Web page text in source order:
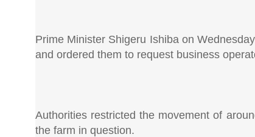
Prime Minister Shigeru Ishiba on
and ordered them to request business
Authorities restricted the movement of
the farm in question.